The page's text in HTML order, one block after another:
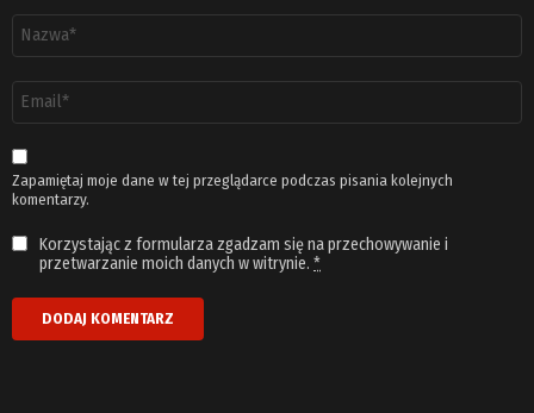
email
*
Zapamiętaj moje dane w tej przeglądarce podczas pisania kolejnych
komentarzy.
Korzystając z formularza zgadzam się na przechowywanie i
przetwarzanie moich danych w witrynie. *